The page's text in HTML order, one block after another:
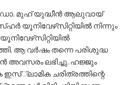
മുഹ് യുദ്ധീന്‍ ആലുവായ്
യൂനിവേഴ്‌സിറ്റിയില്‍ നിന്നും
ആ വര്‍ഷം തന്നെ പരിശുദ്ധ
അവസരം ലഭിച്ചു. ഹജ്ജും
ഇസ്്‌ലാമിക ചരിത്രത്തിന്റെ